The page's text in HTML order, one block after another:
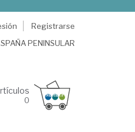
Registrarse
PENINSULAR
0